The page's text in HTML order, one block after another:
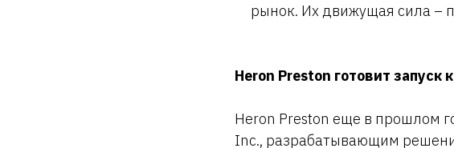
рынок. Их движущая сила –
Heron Preston готовит запуск
Heron Preston еще в прошлом
Inc., разрабатывающим